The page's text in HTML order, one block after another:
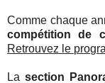
Comme chaque
compétition de
Retrouvez le
La section